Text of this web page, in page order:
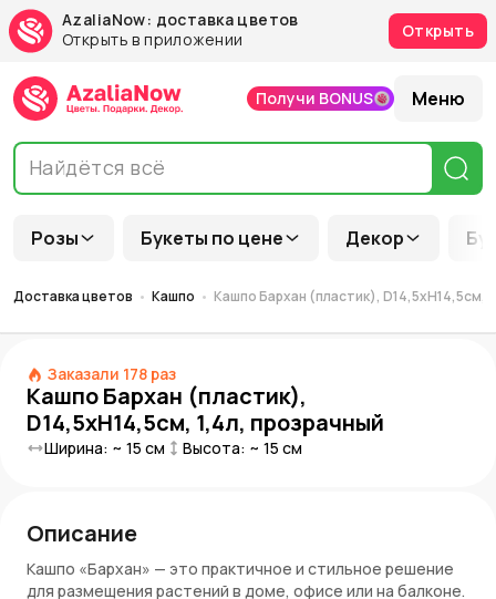
AzaliaNow: доставка цветов
Открыть в приложении
Открыть
Розы Букеты по цене Декор
Получи BONUS Меню
Доставка цветов Кашпо Кашпо Бархан (пластик), D14,5xH14,5см,
Заказали 178 раз
Кашпо Бархан (пластик),
D14,5xH14,5см, 1,4л, прозрачный
Ширина: ~ 15 см Высота: ~ 15 см
Описание
Кашпо «Бархан» — это практичное и стильное решение
для размещения растений в доме, офисе или на балконе.